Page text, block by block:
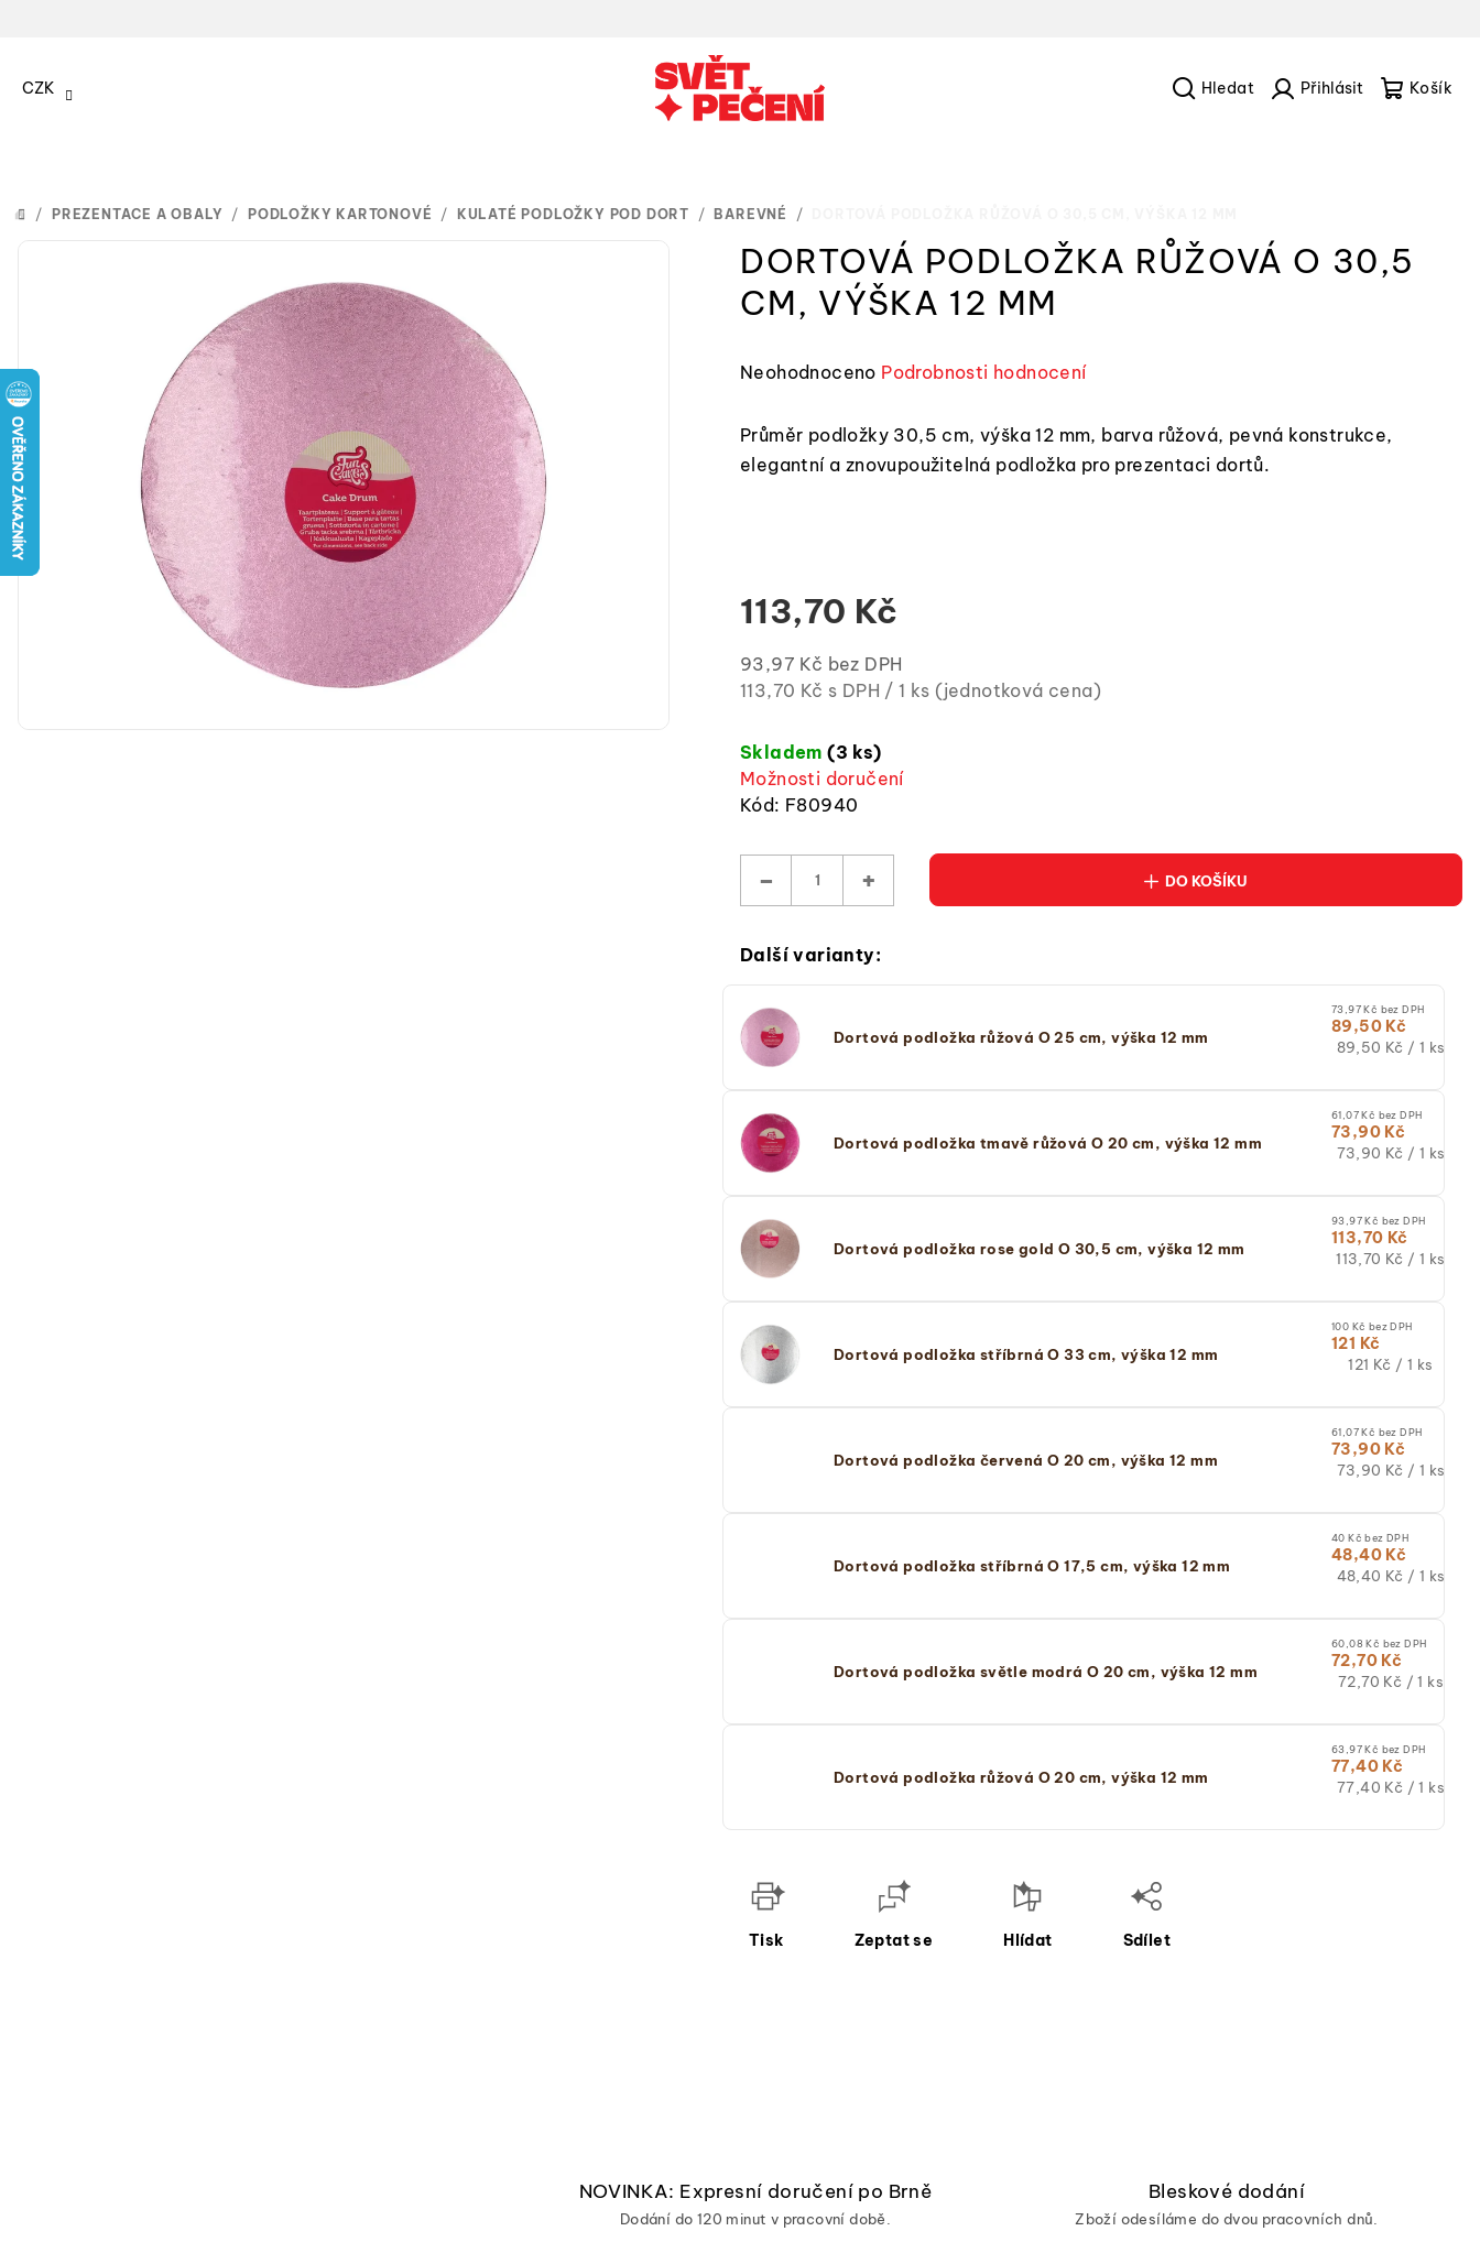
CZK
DOMŮ
/ PREZENTACE A OBALY / PODLOŽKY KARTONOVÉ / KULATÉ PODLOŽKY POD DORT / BAREVNÉ /
DORTOVÁ PODLOŽKA RŮŽOVÁ O 30,5
CM, VÝŠKA 12 MM
Průměrné
produktu
0,0
Neohodnoceno Podrobnosti hodnocení
Průměr podložky 30,5 cm, výška 12 mm, barva růžová, pevná konstrukce,
elegantní a znovupoužitelná podložka pro prezentaci dortů.
113,70 Kč
93,97 Kč bez DPH
Měrná
(jednotková
cena)
113,70 Kč s DPH / 1 ks (jednotková cena)
Skladem(3 ks)
Možnosti doručení
Kód: F80940
+
− DO KOŠÍKU
Další varianty:
Dortová podložka růžová O 25 cm, výška 12 mm
73,97 Kč bez DPH
89,50 Kč
Měrná
89,50 Kč / 1 ks
Dortová podložka tmavě růžová O 20 cm, výška 12 mm
61,07 Kč bez DPH
73,90 Kč
Měrná
73,90 Kč / 1 ks
Dortová podložka rose gold O 30,5 cm, výška 12 mm
93,97 Kč bez DPH
113,70 Kč
Měrná
113,70 Kč / 1 ks
Dortová podložka stříbrná O 33 cm, výška 12 mm
100 Kč bez DPH
121 Kč
Měrná
121 Kč / 1 ks
Dortová podložka červená O 20 cm, výška 12 mm
61,07 Kč bez DPH
73,90 Kč
Měrná
73,90 Kč / 1 ks
Dortová podložka stříbrná O 17,5 cm, výška 12 mm
40 Kč bez DPH
48,40 Kč
Měrná
48,40 Kč / 1 ks
Dortová podložka světle modrá O 20 cm, výška 12 mm
60,08 Kč bez DPH
72,70 Kč
Měrná
72,70 Kč / 1 ks
Dortová podložka růžová O 20 cm, výška 12 mm
63,97 Kč bez DPH
77,40 Kč
Měrná
77,40 Kč / 1 ks
Tisk Zeptat se Hlídat Sdílet
NOVINKA: Expresní doručení po Brně
Dodání do 120 minut v pracovní době.
Bleskové dodání
Zboží odesíláme do dvou pracovních dnů.